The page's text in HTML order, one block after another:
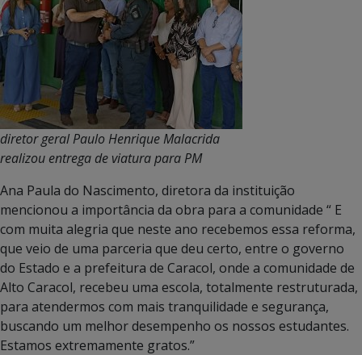
diretor geral Paulo Henrique Malacrida
realizou entrega de viatura para PM
Ana Paula do Nascimento, diretora da instituição
mencionou a importância da obra para a comunidade “ E
com muita alegria que neste ano recebemos essa reforma,
que veio de uma parceria que deu certo, entre o governo
do Estado e a prefeitura de Caracol, onde a comunidade de
Alto Caracol, recebeu uma escola, totalmente restruturada,
para atendermos com mais tranquilidade e segurança,
buscando um melhor desempenho os nossos estudantes.
Estamos extremamente gratos.”